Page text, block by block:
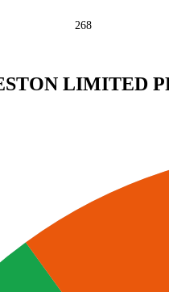
268
LIMITED